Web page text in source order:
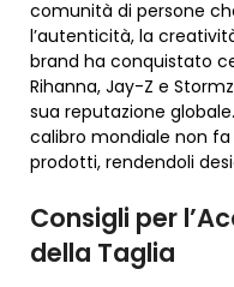
comunità di persone
l’autenticità, la
brand ha conquistato
Rihanna, Jay-Z e
sua reputazione
calibro mondiale non
prodotti, rendendoli
Consigli per
della Taglia